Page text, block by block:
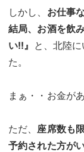
しかし、 お仕事
結局、お酒を飲
い!!』 と、北陸
た。
まぁ・・お金が
ただ、 座席数も
予約された方が